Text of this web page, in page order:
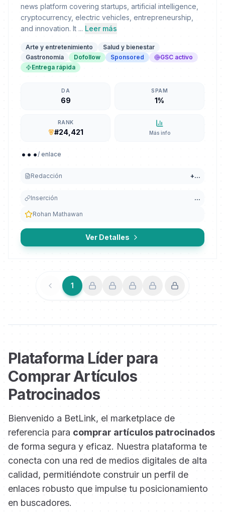
news platform covering startups, artificial intelligence,
cryptocurrency, electric vehicles, entrepreneurship,
and innovation. It ... Leer más
Arte y entretenimiento
Salud y bienestar
Gastronomía
Dofollow Sponsored
GSC activo
Entrega rápida
DA
69
SPAM
1%
RANK
#24,421 Más info
.../ enlace
Redacción +...
Inserción ...
Rohan Mathawan
Ver Detalles
Anterior
1 Siguiente
Plataforma Líder para
Comprar Artículos
Patrocinados
Bienvenido a BetLink, el marketplace de
referencia para comprar artículos patrocinados
de forma segura y eficaz. Nuestra plataforma te
conecta con una red de medios digitales de alta
calidad, permitiéndote construir un perfil de
enlaces robusto que impulse tu posicionamiento
en buscadores.